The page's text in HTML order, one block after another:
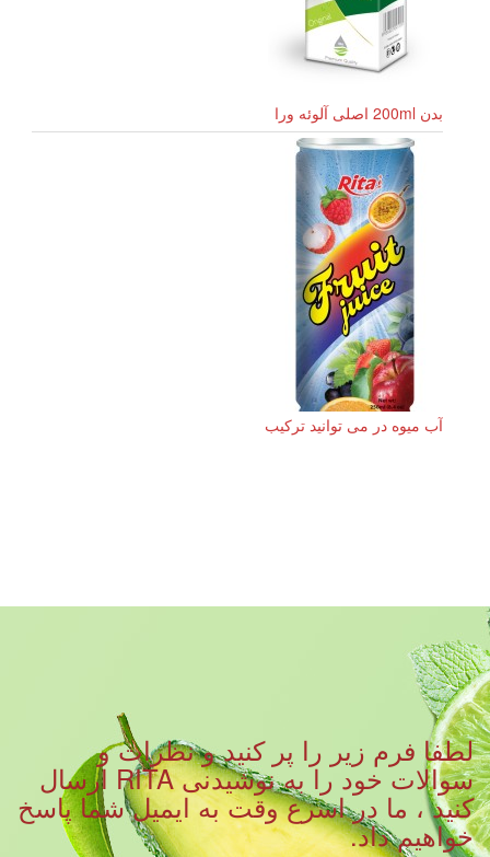
بدن 200ml اصلی آلوئه ورا
آب میوه در می توانید ترکیب
لطفا فرم زیر را پر کنید و نظرات و
سوالات خود را به نوشیدنی RITA ارسال
کنید ، ما در اسرع وقت به ایمیل شما پاسخ
خواهیم داد.